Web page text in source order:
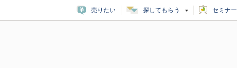
売りたい 探してもらう セミナー